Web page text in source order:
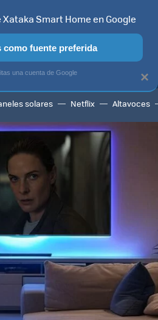
NUEVO
SMART TV
solares Netflix Altavoces
×
Xataka Smart Home en Google
como fuente preferida
una cuenta de Google